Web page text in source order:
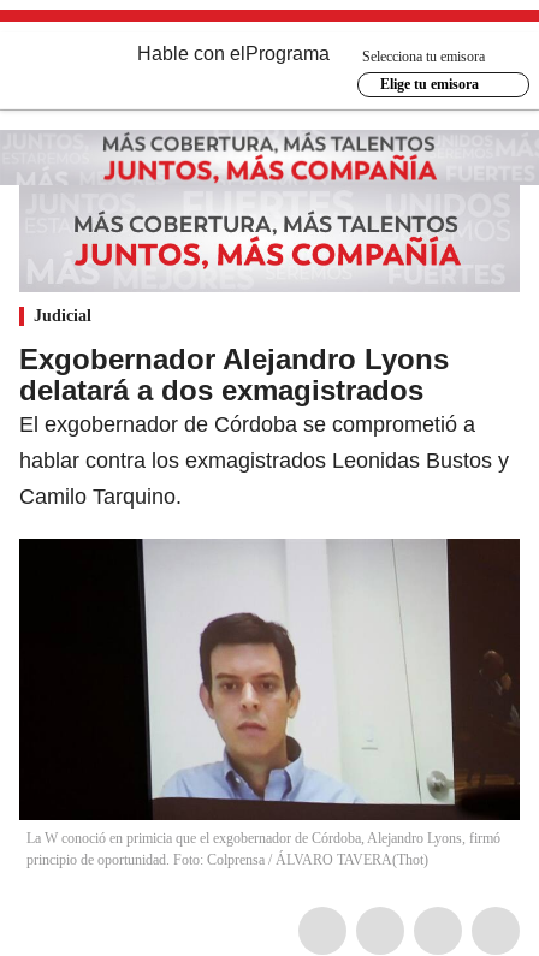
Hable con el Programa
Selecciona tu emisora
Elige tu emisora
Judicial
Exgobernador Alejandro Lyons
delatará a dos exmagistrados
El exgobernador de Córdoba se comprometió a
hablar contra los exmagistrados Leonidas Bustos y
Camilo Tarquino.
La W conoció en primicia que el exgobernador de Córdoba, Alejandro Lyons, firmó
principio de oportunidad. Foto: Colprensa / ÁLVARO TAVERA(Thot)